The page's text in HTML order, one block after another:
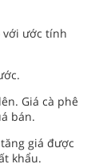
với ước tính
Giá cà phê
bán.
giá được
khẩu.